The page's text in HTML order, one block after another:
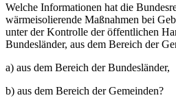
Welche Informationen hat die
wärmeisolierende Maßnahmen bei
unter der Kontrolle der öffentlichen
Bundesländer, aus dem Bereich der
a) aus dem Bereich der Bundesländer,
b) aus dem Bereich der Gemeinden?